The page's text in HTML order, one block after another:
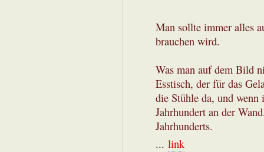
Man sollte immer alles
brauchen wird.
Was man auf dem Bild
Esstisch, der für das
die Stühle da, und
Jahrhundert an der
Jahrhunderts.
... link